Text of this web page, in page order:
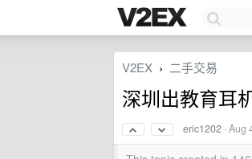
V2EX › 二手交易
深圳出教育耳
eric1202 ·Aug